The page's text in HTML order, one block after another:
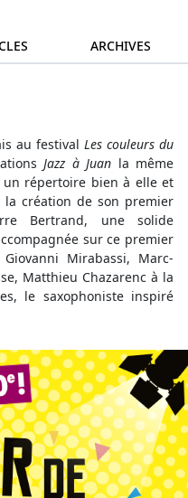
ARCHIVES
au festival Les couleurs du
Jazz à Juan la même
un répertoire bien à elle et
la création de son premier
Bertrand, une solide
sur ce premier
Mirabassi, Marc-
Matthieu Chazarenc à la
le saxophoniste inspiré